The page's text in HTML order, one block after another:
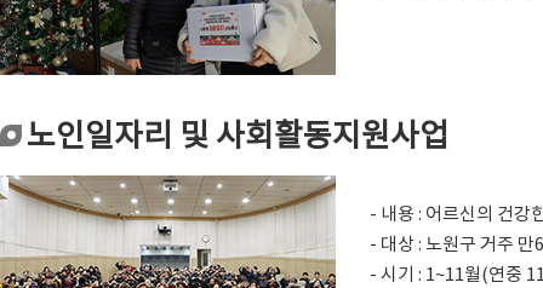
노인일자리 및 사회활동지원사업
- 내용 : 어르신의 건강
- 대상 : 노원구 거주 만
- 시기 : 1~11월(연중